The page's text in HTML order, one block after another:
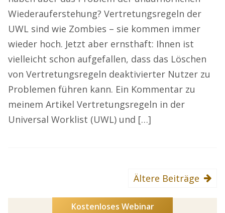
Wiederauferstehung? Vertretungsregeln der
UWL sind wie Zombies – sie kommen immer
wieder hoch. Jetzt aber ernsthaft: Ihnen ist
vielleicht schon aufgefallen, dass das Löschen
von Vertretungsregeln deaktivierter Nutzer zu
Problemen führen kann. Ein Kommentar zu
meinem Artikel Vertretungsregeln in der
Universal Worklist (UWL) und […]
Ältere Beiträge
Kostenloses Webinar